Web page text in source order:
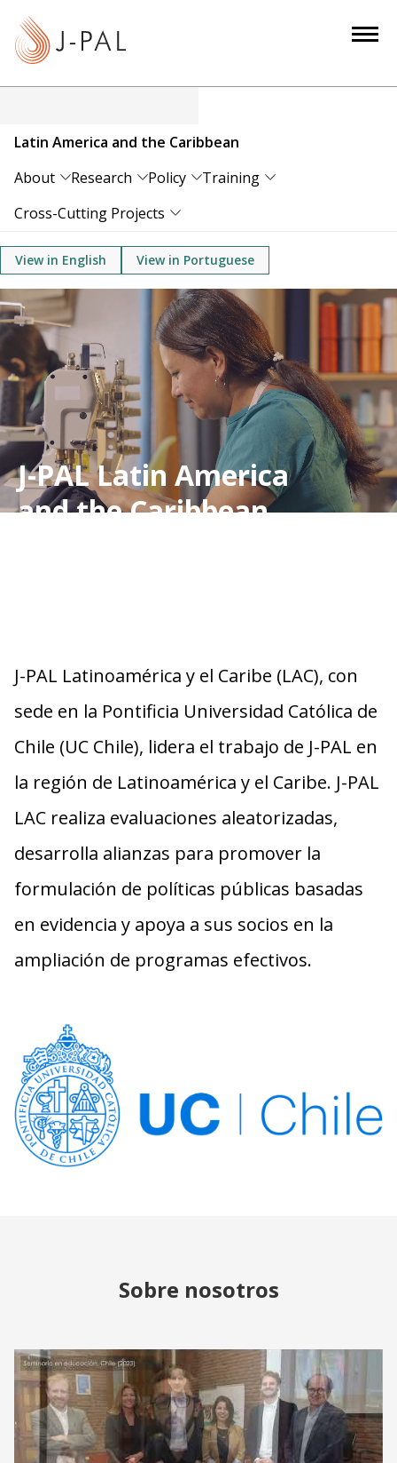
c
n
t
e
t
Latin America and the Caribbean
About
Research Policy
Training
Cross-Cutting Projects
View in English View in Portuguese
J-PAL Latin America
and the Caribbean
J-PAL Latinoamérica y el Caribe (LAC), con
sede en la Pontificia Universidad Católica de
Chile (UC Chile), lidera el trabajo de J-PAL en
la región de Latinoamérica y el Caribe. J-PAL
LAC realiza evaluaciones aleatorizadas,
desarrolla alianzas para promover la
formulación de políticas públicas basadas
en evidencia y apoya a sus socios en la
ampliación de programas efectivos.
Imagen
Sobre nosotros